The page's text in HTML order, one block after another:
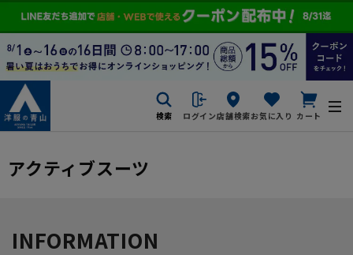
検索 ログイン店舗検索お気に入り カート
アクティブスーツ
INFORMATION